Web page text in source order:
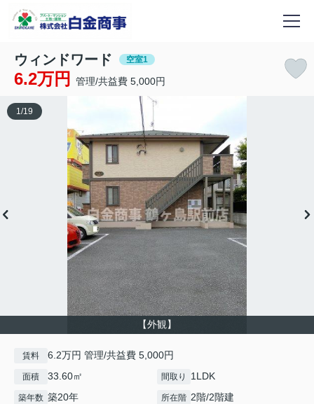
ウィンドワード 空室1
6.2万円 管理/共益費 5,000円
【外観】
1 /19
賃料 6.2万円 管理/共益費 5,000円
面積 33.60㎡ 間取り 1LDK
築年数 築20年 所在階 2階/2階建